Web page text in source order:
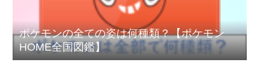
ポケモンの全ての姿は何種類？【ポケモン
HOME全国図鑑】